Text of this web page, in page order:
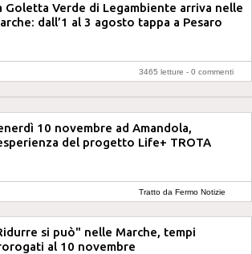
Goletta Verde di Legambiente arriva nelle
dall’1 al 3 agosto tappa a Pesaro
3465 letture - 0 commenti
10 novembre ad Amandola,
del progetto Life+ TROTA
Tratto da Fermo Notizie
si può" nelle Marche, tempi
al 10 novembre